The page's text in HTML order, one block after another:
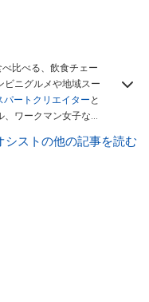
比べる、飲食チェー
ビニグルメや地域スー
ートクリエイター と
ワークマン女子など
プレイボーイ」、宝島
シストの他の記事を読む